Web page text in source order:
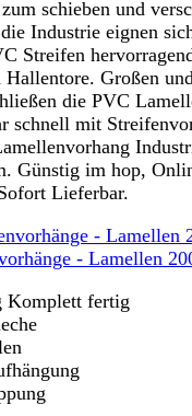
schieben und
Industrie eignen
Streifen
Großen
die PVC
schnell mit
Günstig im hop,
Lieferbar.
- Lamellen
Komplett fertig